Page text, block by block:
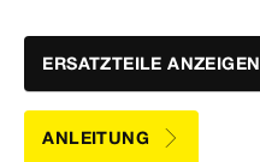
ERSATZTEILE ANZEIGEN
ANLEITUNG